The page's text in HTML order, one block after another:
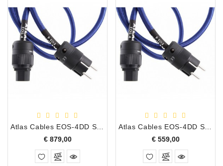
€ 879,00Prijs
€ 559,00Prijs